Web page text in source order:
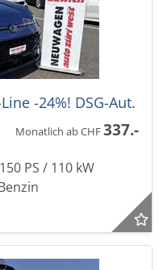
-24%! DSG-Aut.
Monatlich ab CHF337.-
150 PS / 110 kW